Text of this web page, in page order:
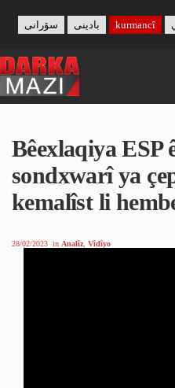
content
بادینی سۆرانی kurmancî
Bêexlaqiya
sondxwarî ya
kemalîst li
28/02/2023 in Analîz, Vîdîyo